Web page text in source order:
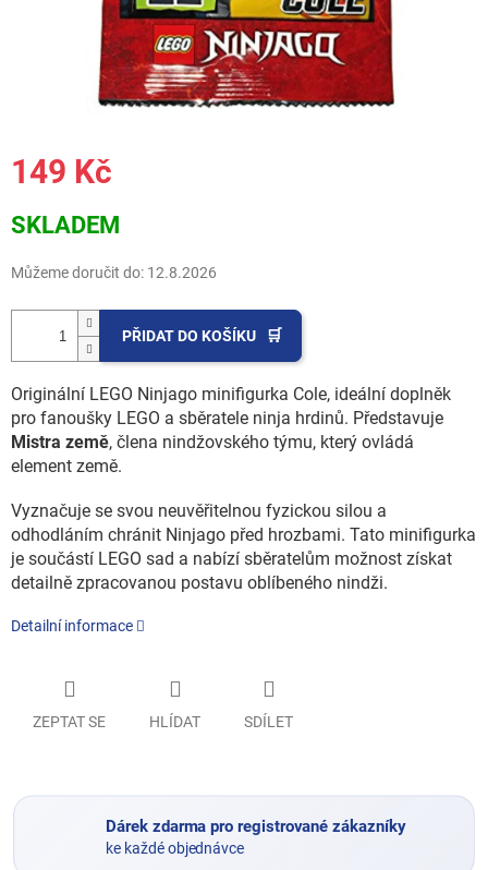
149 Kč
cena:
SKLADEM
Můžeme doručit do: 12.8.2026
PŘIDAT DO KOŠÍKU
Originální LEGO Ninjago minifigurka Cole, ideální doplněk
pro fanoušky LEGO a sběratele ninja hrdinů. Představuje
Mistra země, člena nindžovského týmu, který ovládá
element země.
Vyznačuje se svou neuvěřitelnou fyzickou silou a
odhodláním chránit Ninjago před hrozbami. Tato minifigurka
je součástí LEGO sad a nabízí sběratelům možnost získat
detailně zpracovanou postavu oblíbeného nindži.
Detailní informace
ZEPTAT SE HLÍDAT SDÍLET
Dárek zdarma pro registrované zákazníky
ke každé objednávce